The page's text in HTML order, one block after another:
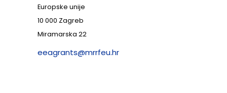
Europske unije
10 000 Zagreb
Miramarska 22
eeagrants@mrrfeu.hr